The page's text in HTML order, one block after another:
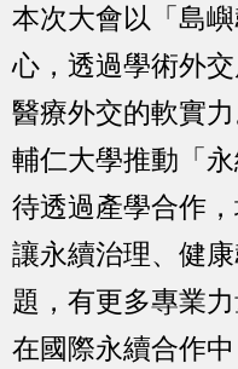
本次大會以「島
心，透過學術外
醫療外交的軟實
輔仁大學推動「
待透過產學合作
讓永續治理、健
題，有更多專業
在國際永續合作